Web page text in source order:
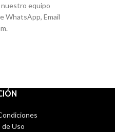
nuestro equipo
WhatsApp, Email
Uso